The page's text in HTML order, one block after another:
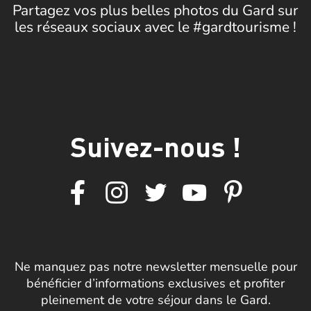
Partagez vos plus belles photos du Gard sur
les réseaux sociaux avec le #gardtourisme !
Suivez-nous !
Ne manquez pas notre newsletter mensuelle pour
bénéficier d’informations exclusives et profiter
pleinement de votre séjour dans le Gard.